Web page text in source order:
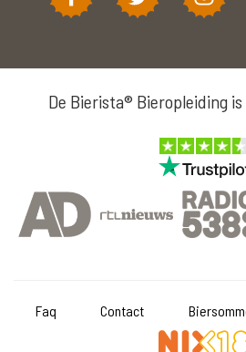
De Bierista® Bieropleiding
Faq Contact